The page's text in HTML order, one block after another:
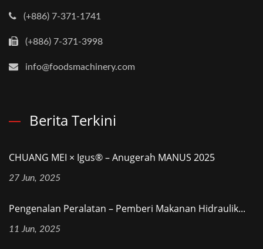
(+886) 7-371-1741
(+886) 7-371-3998
info@foodsmachinery.com
Berita Terkini
CHUANG MEI × Igus® – Anugerah MANUS 2025
27 Jun, 2025
Pengenalan Peralatan – Pemberi Makanan Hidraulik...
11 Jun, 2025